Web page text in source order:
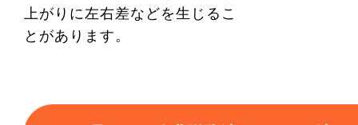
上がりに左右差などを生じるこ
とがあります。